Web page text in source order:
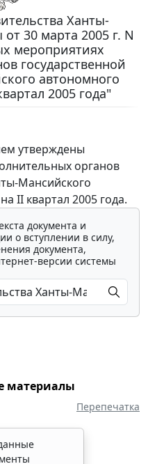
Ханты-
30 марта 2005 г. N
мероприятиях
государственной
автономного
2005 года"
утверждены
органов
Мансийского
II квартал 2005 года.
документа и
о вступлении в силу,
документа,
версии системы
материалы
Перепечатка